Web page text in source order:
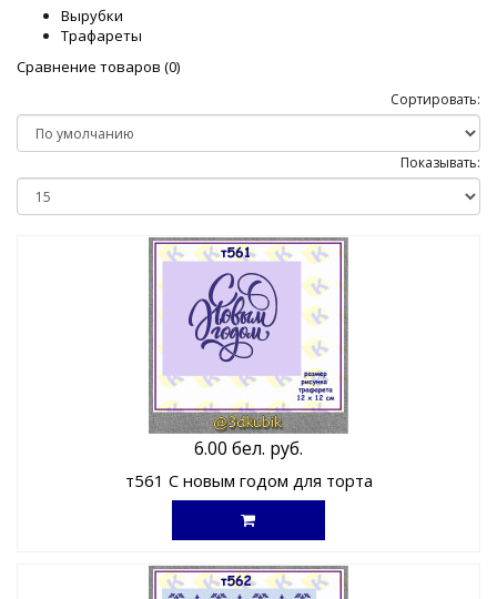
Вырубки
Трафареты
Сравнение товаров (0)
Сортировать:
Показывать:
6.00 бел. руб.
т561 С новым годом для торта